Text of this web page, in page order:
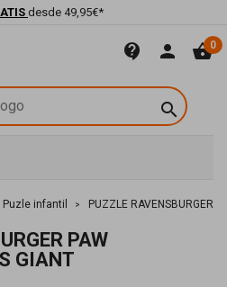
desde 49,95€*
contact_support person shopping_basket0

Puzle infantil PUZZLE RAVENSBURGER
PAW
GIANT